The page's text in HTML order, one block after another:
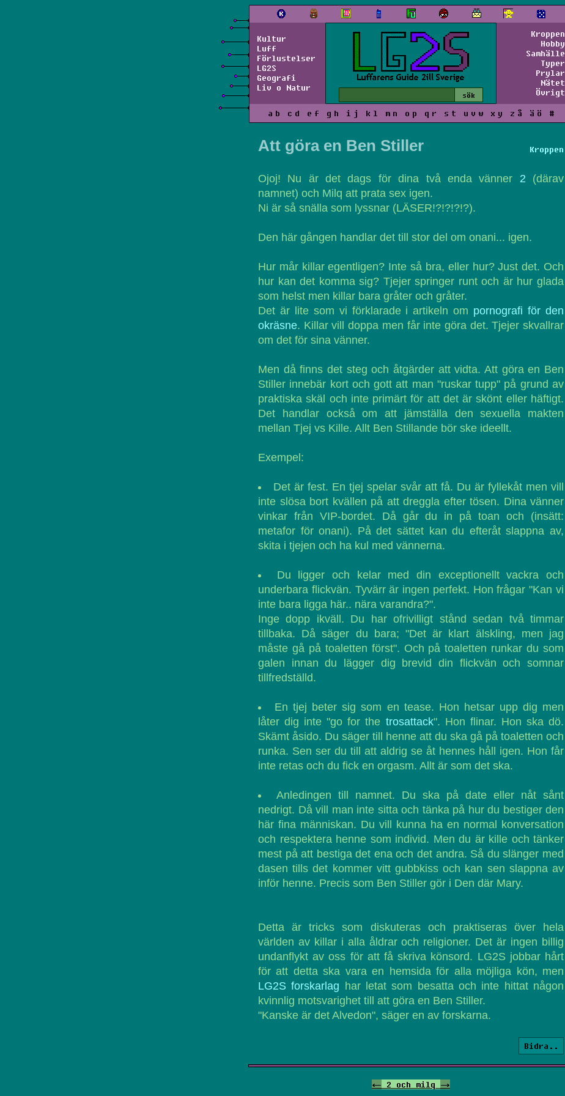
Kultur
Luff
Förlustelser
LG2S
Geografi
Liv o Natur
Kroppen
Hobby
Samhälle
Typer
Prylar
Nätet
Övrigt
a b c d e f g h i j k l m n o p q r s t u v w x y z å ä ö #
Kroppen
Att göra en Ben Stiller
Ojoj! Nu är det dags för dina två enda vänner 2 (därav
namnet) och Milq att prata sex igen.
Ni är så snälla som lyssnar (LÄSER!?!?!?!?).
Den här gången handlar det till stor del om onani... igen.
Hur mår killar egentligen? Inte så bra, eller hur? Just det. Och
hur kan det komma sig? Tjejer springer runt och är hur glada
som helst men killar bara gråter och gråter.
Det är lite som vi förklarade i artikeln om pornografi för den
okräsne. Killar vill doppa men får inte göra det. Tjejer skvallrar
om det för sina vänner.
Men då finns det steg och åtgärder att vidta. Att göra en Ben
Stiller innebär kort och gott att man "ruskar tupp" på grund av
praktiska skäl och inte primärt för att det är skönt eller häftigt.
Det handlar också om att jämställa den sexuella makten
mellan Tjej vs Kille. Allt Ben Stillande bör ske ideellt.
Exempel:
Det är fest. En tjej spelar svår att få. Du är fyllekåt men vill
inte slösa bort kvällen på att dreggla efter tösen. Dina vänner
vinkar från VIP-bordet. Då går du in på toan och (insätt:
metafor för onani). På det sättet kan du efteråt slappna av,
skita i tjejen och ha kul med vännerna.
Du ligger och kelar med din exceptionellt vackra och
underbara flickvän. Tyvärr är ingen perfekt. Hon frågar "Kan vi
inte bara ligga här.. nära varandra?".
Inge dopp ikväll. Du har ofrivilligt stånd sedan två timmar
tillbaka. Då säger du bara; "Det är klart älskling, men jag
måste gå på toaletten först". Och på toaletten runkar du som
galen innan du lägger dig brevid din flickvän och somnar
tillfredställd.
En tjej beter sig som en tease. Hon hetsar upp dig men
låter dig inte "go for the trosattack". Hon flinar. Hon ska dö.
Skämt åsido. Du säger till henne att du ska gå på toaletten och
runka. Sen ser du till att aldrig se åt hennes håll igen. Hon får
inte retas och du fick en orgasm. Allt är som det ska.
Anledingen till namnet. Du ska på date eller nåt sånt
nedrigt. Då vill man inte sitta och tänka på hur du bestiger den
här fina människan. Du vill kunna ha en normal konversation
och respektera henne som individ. Men du är kille och tänker
mest på att bestiga det ena och det andra. Så du slänger med
dasen tills det kommer vitt gubbkiss och kan sen slappna av
inför henne. Precis som Ben Stiller gör i Den där Mary.
Detta är tricks som diskuteras och praktiseras över hela
världen av killar i alla åldrar och religioner. Det är ingen billig
undanflykt av oss för att få skriva könsord. LG2S jobbar hårt
för att detta ska vara en hemsida för alla möjliga kön, men
LG2S forskarlag har letat som besatta och inte hittat någon
kvinnlig motsvarighet till att göra en Ben Stiller.
"Kanske är det Alvedon", säger en av forskarna.
Bidra..
<- 2 och milq ->